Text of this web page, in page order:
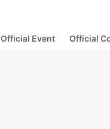
Official Event Official